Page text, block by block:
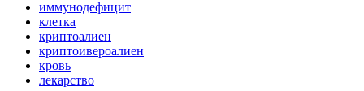
иммунодефицит
клетка
криптоалиен
криптоивероалиен
кровь
лекарство